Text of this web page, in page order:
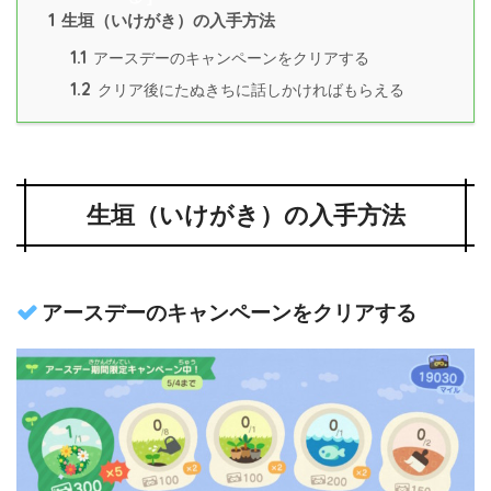
1 生垣（いけがき）の入手方法
1.1 アースデーのキャンペーンをクリアする
1.2 クリア後にたぬきちに話しかければもらえる
生垣（いけがき）の入手方法
アースデーのキャンペーンをクリアする